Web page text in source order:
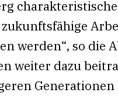
werden“, so die
weiter dazu